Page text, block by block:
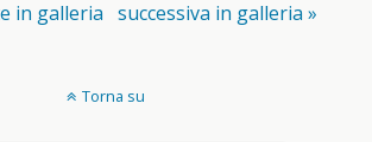
in galleria successiva in galleria »
Torna su